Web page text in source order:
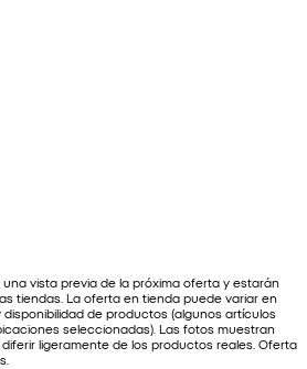
vista previa de la próxima oferta y estarán
tiendas. La oferta en tienda puede variar en
de productos (algunos artículos
seleccionadas). Las fotos muestran
ligeramente de los productos reales. Oferta